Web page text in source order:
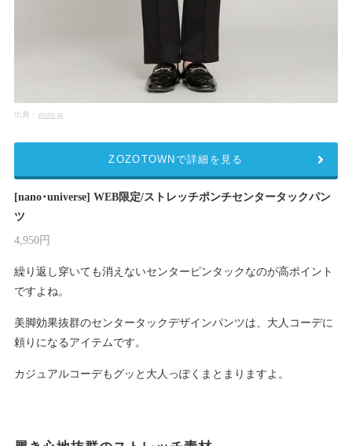
出典： zozo.jp
[nano･universe] WEB限定/ストレッチポンチセンタータックパン
ツ
4,950円
繰り返し穿いても消えないセンターピンタックなのが高ポイント
ですよね。
美脚効果抜群のセンタータックデザインパンツは、大人コーデに
頼りになるアイテムです。
カジュアルコーデもグッと大人っぽくまとまりますよ。
ZOZOTOWNで詳細を見る